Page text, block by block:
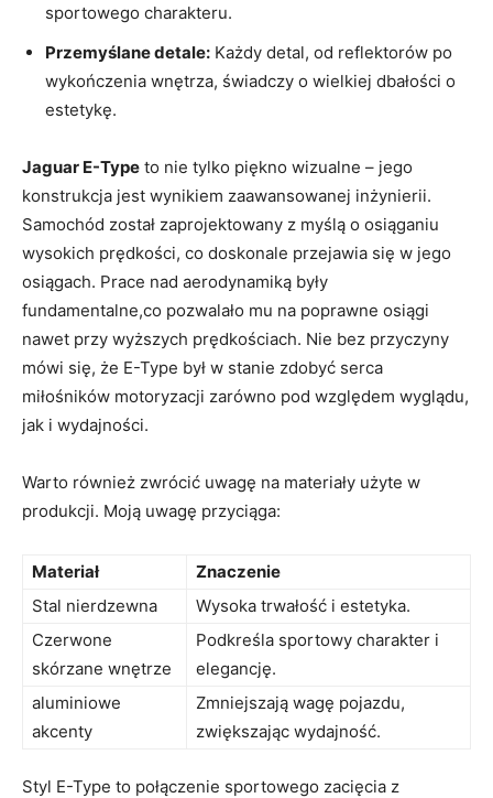
⁣sportowego charakteru.
Przemyślane detale: Każdy​ detal, od‌ reflektorów po
wykończenia wnętrza, świadczy o‌ wielkiej dbałości o
estetykę.
Jaguar E-Type to nie​ tylko piękno ⁣wizualne ‌– jego
konstrukcja jest wynikiem zaawansowanej inżynierii.
⁤Samochód został zaprojektowany⁣ z myślą o osiąganiu
wysokich prędkości, co doskonale‌ przejawia się w⁣ jego
‍osiągach. Prace‌ nad aerodynamiką były‍
fundamentalne,co pozwalało mu na poprawne osiągi
nawet przy wyższych prędkościach. ⁣Nie bez przyczyny
mówi ⁤się,​ że E-Type⁤ był w stanie ⁢zdobyć ⁢serca
miłośników ‌motoryzacji zarówno ‌pod⁣ względem wyglądu,
jak‌ i wydajności.
Warto również⁤ zwrócić uwagę na materiały​ użyte w
produkcji. Moją⁤ uwagę​ przyciąga:
Materiał
Znaczenie
Stal nierdzewna
Wysoka ​trwałość i ‍estetyka.
Czerwone
skórzane‌ wnętrze
Podkreśla​ sportowy ⁤charakter i
elegancję.
aluminiowe
⁤akcenty
Zmniejszają wagę pojazdu,⁣
zwiększając ⁢wydajność.
Styl E-Type to ⁤połączenie ‌sportowego zacięcia z